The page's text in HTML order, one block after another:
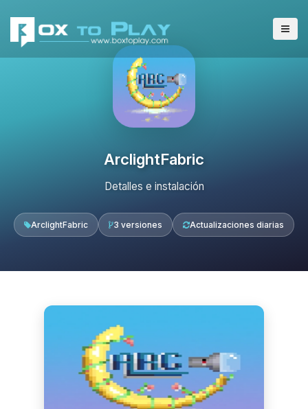
ArclightFabric
Detalles e instalación
ArclightFabric 3 versiones Actualizaciones diarias